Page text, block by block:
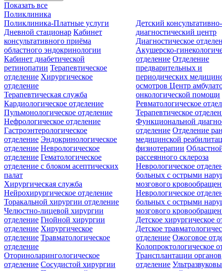
Показать все
Поликлиника
Поликлиника-Платные услуги
Дневной стационар Кабинет
консультативного приёма
областного эндокринологии
Кабинет диабетической
ретинопатии Терапевтическое
отделение Хирургическое
отделение
Детский консультативно-
диагностический центр
Диагностическое
Акушерско-
отделение Отделение
предварительных и
периодических
осмотровЦентр
онкологической помощи
Терапевтическая служба
Кардиологическое отделение
Пульмонологическое отделение
Нефрологическое отделение
Гастроэнтерологическое
отделение Эндокринологическое
отделение Неврологическое
отделение Гематологическое
отделение c блоком асептических
палат
Ревматологическое
Терапевтическое
Функциональной
отделение Отделение
медицинской
физиотерапии
рассеянного склероза
Неврологическое
больных с острыми
мозгового
Неврологическое
больных с острыми
мозгового
Хирургическая служба
Нейрохирургическое отделение
Торакальной хирургии отделение
Челюстно-лицевой хирургии
отделение Гнойной хирургии
отделение Хирургическое
отделение Травматологическое
отделение
Оториноларингологическое
отделение Сосудистой хирургии
Детское хирургическое
Детское
отделение Ожоговое
Колопроктологическое
Трансплантации органов
отделение